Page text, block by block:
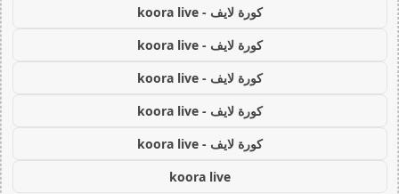
كورة لايف - koora live
كورة لايف - koora live
كورة لايف - koora live
كورة لايف - koora live
كورة لايف - koora live
koora live